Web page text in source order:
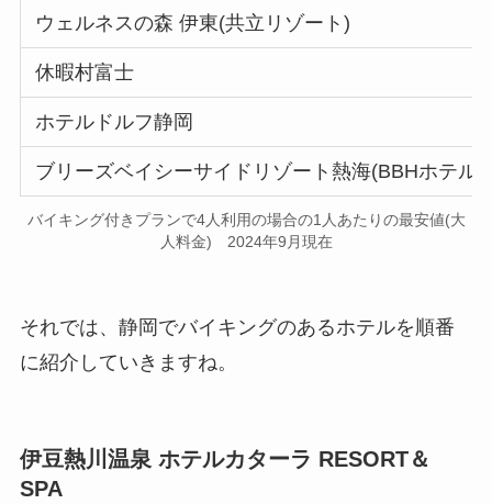
ウェルネスの森 伊東(共立リゾート)
休暇村富士
ホテルドルフ静岡
ブリーズベイシーサイドリゾート熱海(BBHホテル
バイキング付きプランで4人利用の場合の1人あたりの最安値(大
人料金) 2024年9月現在
それでは、静岡でバイキングのあるホテルを順番
に紹介していきますね。
伊豆熱川温泉 ホテルカターラ RESORT＆
SPA